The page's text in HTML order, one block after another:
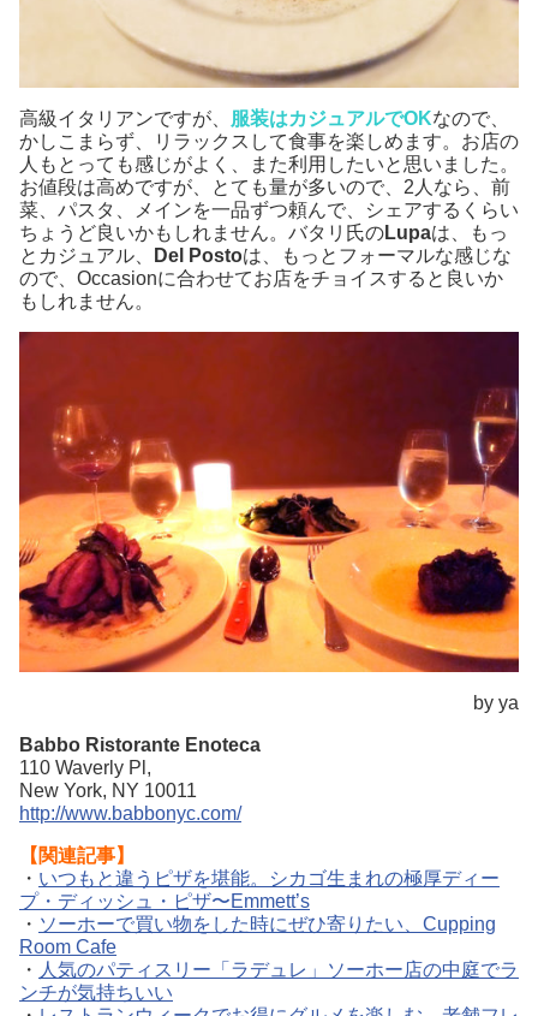
高級イタリアンですが、 服装はカジュアルでOKなので、
かしこまらず、リラックスして食事を楽しめます。お店の
人もとっても感じがよく、また利用したいと思いました。
お値段は高めですが、とても量が多いので、2人なら、前
菜、パスタ、メインを一品ずつ頼んで、シェアするくらい
ちょうど良いかもしれません。バタリ氏のLupaは、もっ
とカジュアル、
Del Postoは、もっとフォーマルな感じな
ので、Occasionに合わせてお店をチョイスすると良いか
もしれません。
by ya
Babbo Ristorante Enoteca
110 Waverly Pl,
New York, NY 10011
http://www.babbonyc.com/
【関連記事】
・ いつもと違うピザを堪能。シカゴ生まれの極厚ディー
プ・ディッシュ・ピザ〜Emmett’s
・ ソーホーで買い物をした時にぜひ寄りたい、Cupping
Room Cafe
・ 人気のパティスリー「ラデュレ」ソーホー店の中庭でラ
ンチが気持ちいい